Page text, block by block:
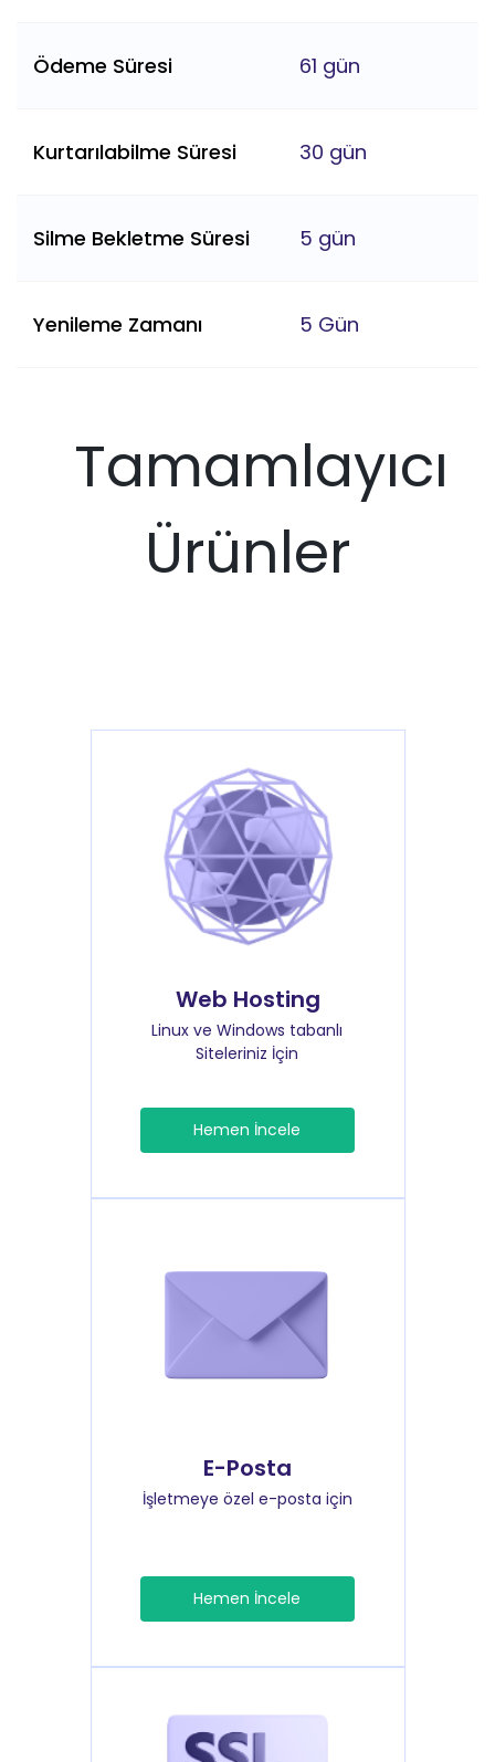
Ödeme Süresi 61 gün
Kurtarılabilme Süresi 30 gün
Silme Bekletme Süresi 5 gün
Yenileme Zamanı 5 Gün
Tamamlayıcı
Ürünler
Web Hosting
Linux ve Windows tabanlı
Siteleriniz İçin
Hemen İncele
E-Posta
İşletmeye özel e-posta için
Hemen İncele